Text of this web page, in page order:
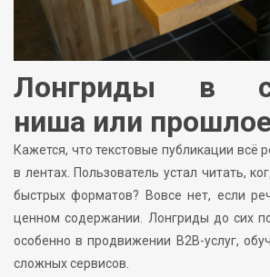
Лонгриды в
ниша или
Кажется, что текстовые публикации всё
в лентах. Пользователь устал читать,
быстрых форматов? Вовсе нет, если
ценном содержании. Лонгриды до сих
особенно в продвижении B2B-услуг,
сложных сервисов.